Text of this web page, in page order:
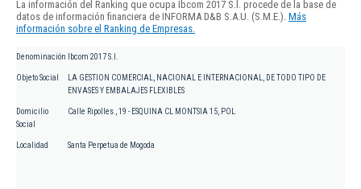
La información del Ranking que ocupa Ibcom 2017 S.l. procede de la base de
datos de información financiera de INFORMA D&B S.A.U. (S.M.E.). Más
información sobre el Ranking de Empresas.
Denominación Ibcom 2017 S.l.
Objeto Social
LA GESTION COMERCIAL, NACIONAL E INTERNACIONAL, DE TODO TIPO DE
ENVASES Y EMBALAJES FLEXIBLES
Domicilio
Social
Calle Ripolles , 19 - ESQUINA CL MONTSIA 15, POL
Localidad Santa Perpetua de Mogoda